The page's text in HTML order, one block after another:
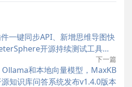
一键同步API、新增思维导图快
开源持续测试工具
下一篇
和本地向量模型，MaxKB
知识库问答系统发布v1.4.0版本